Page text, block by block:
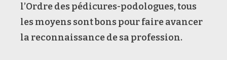
l’Ordre des pédicures-podologues, tous
les moyens sont bons pour faire avancer
la reconnaissance de sa profession.